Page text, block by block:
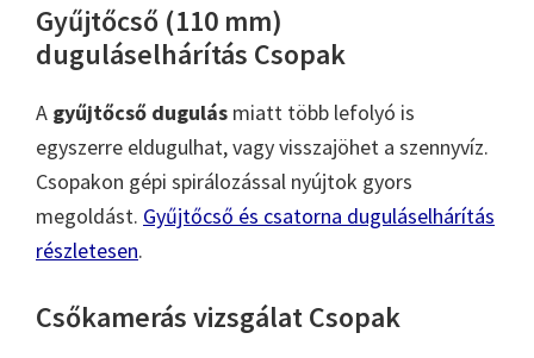
Gyűjtőcső (110 mm)
duguláselhárítás Csopak
A gyűjtőcső dugulás miatt több lefolyó is
egyszerre eldugulhat, vagy visszajöhet a szennyvíz.
Csopakon gépi spirálozással nyújtok gyors
megoldást. Gyűjtőcső és csatorna duguláselhárítás
részletesen.
Csőkamerás vizsgálat Csopak